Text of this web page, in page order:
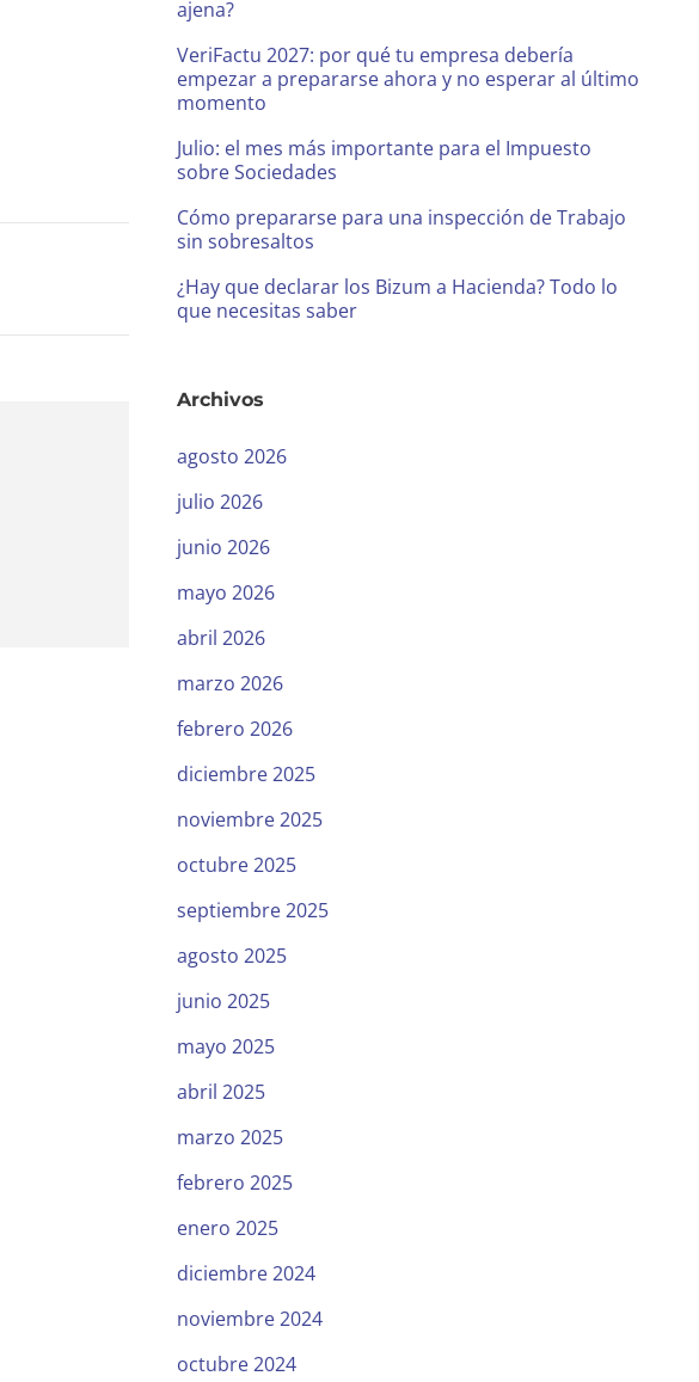
ajena?
VeriFactu 2027: por qué tu empresa debería
empezar a prepararse ahora y no esperar al último
momento
Julio: el mes más importante para el Impuesto
sobre Sociedades
Cómo prepararse para una inspección de Trabajo
sin sobresaltos
¿Hay que declarar los Bizum a Hacienda? Todo lo
que necesitas saber
Archivos
agosto 2026
julio 2026
junio 2026
mayo 2026
abril 2026
marzo 2026
febrero 2026
diciembre 2025
noviembre 2025
octubre 2025
septiembre 2025
agosto 2025
junio 2025
mayo 2025
abril 2025
marzo 2025
febrero 2025
enero 2025
diciembre 2024
noviembre 2024
octubre 2024